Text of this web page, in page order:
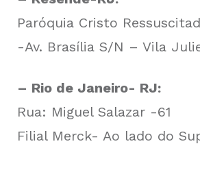
Paróquia Cristo
-Av. Brasília S/N – Vila
– Rio de Janeiro- RJ:
Rua: Miguel Salazar -61
Filial Merck- Ao lado do